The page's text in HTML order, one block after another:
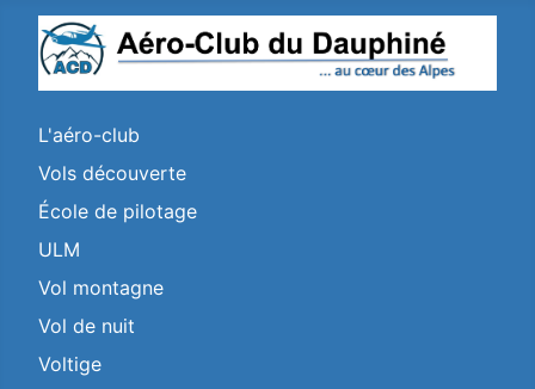
L'aéro-club
Vols découverte
École de pilotage
ULM
Vol montagne
Vol de nuit
Voltige